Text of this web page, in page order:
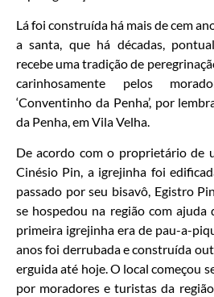
Lá foi construída há mais de cem
a santa, que há décadas,
recebe uma tradição de
carinhosamente pelos
‘Conventinho da Penha’, por
da Penha, em Vila Velha.
De acordo com o proprietário de
Cinésio Pin, a igrejinha foi
passado por seu bisavô, Egistro
se hospedou na região com ajuda
primeira igrejinha era de pau-a-
anos foi derrubada e construída
erguida até hoje. O local começou
por moradores e turistas da